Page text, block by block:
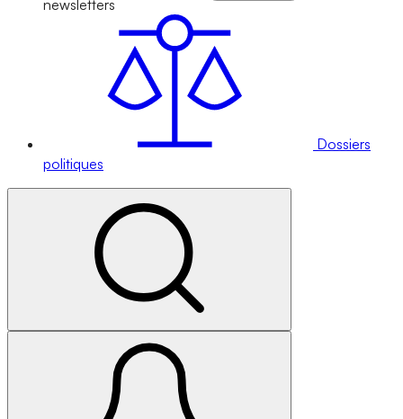
newsletters
Dossiers
politiques